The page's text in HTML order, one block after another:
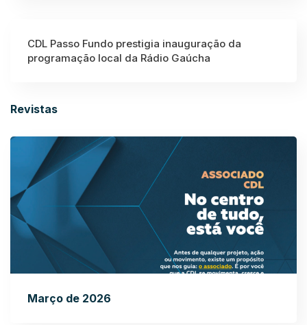
CDL Passo Fundo prestigia inauguração da
programação local da Rádio Gaúcha
Revistas
Março de 2026